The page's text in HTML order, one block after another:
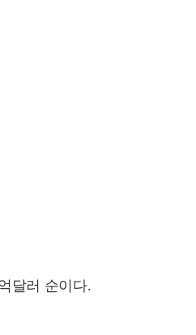
달러 순이다.